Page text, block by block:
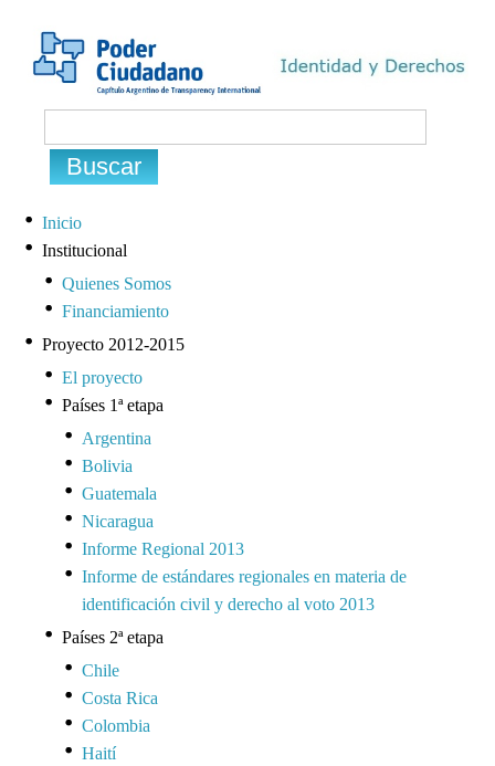
Inicio
Institucional
Quienes Somos
Financiamiento
Proyecto 2012-2015
El proyecto
Países 1ª etapa
Argentina
Bolivia
Guatemala
Nicaragua
Informe Regional 2013
Informe de estándares regionales en materia de
identificación civil y derecho al voto 2013
Países 2ª etapa
Chile
Costa Rica
Colombia
Haití